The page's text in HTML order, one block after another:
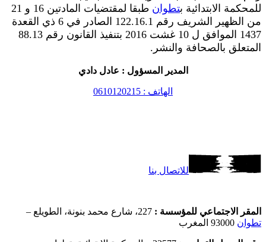
للمحكمة الابتدائية بتطوان
طبقا لمقتضيات المادتين 16 و 21
من الظهير الشريف رقم 122.16.1 الصادر في 6 ذي القعدة
1437 الموافق ل 10 غشت 2016 بتنفيذ القانون رقم 88.13
المتعلق بالصحافة والنشر.
المدير المسؤول : عادل دادي
الهاتف : 0610120215
للاتصال بنا
المقر الاجتماعي للمؤسسة : 227، شارع محمد بنونة، الطويلع –
تطوان